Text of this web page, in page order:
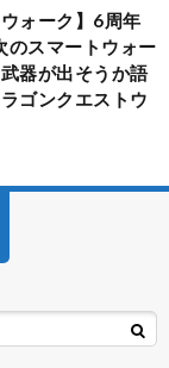
ウォーク】6周年
のスマートウォー
器が出そうか語
ゴンクエストウ